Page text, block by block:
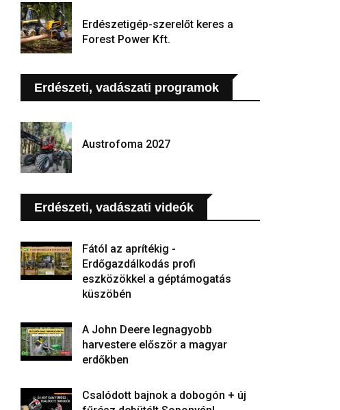
Erdészetigép-szerelőt keres a
Forest Power Kft.
Erdészeti, vadászati programok
Austrofoma 2027
Erdészeti, vadászati videók
Fától az aprítékig -
Erdőgazdálkodás profi
eszközökkel a géptámogatás
küszöbén
A John Deere legnagyobb
harvestere először a magyar
erdőkben
Csalódott bajnok a dobogón + új